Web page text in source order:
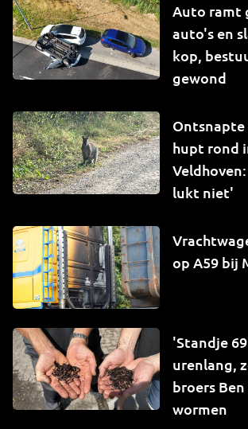
Auto ramt
auto's en
kop,
gewond
Ontsnapte
hupt rond
lukt niet'
op A59 bij
'Standje
urenlang,
broers
wormen